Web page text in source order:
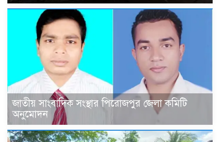
জাতীয় সাংবাদিক সংস্থার পিরোজপুর জেলা কমিটি
অনুমোদন